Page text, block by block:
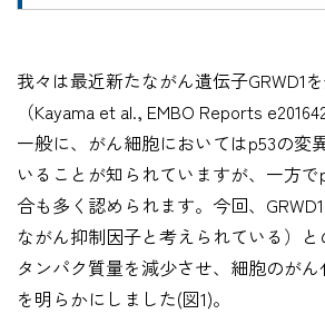
我々は最近新たながん遺伝子GRWD1
（Kayama et al., EMBO Reports
一般に、がん細胞においてはp53の変
いることが知られていますが、一方
合も多く認められます。今回、
ながん抑制因子と考えられている）
タンパク質量を減少させ、細胞のが
を明らかにしました(図1)。